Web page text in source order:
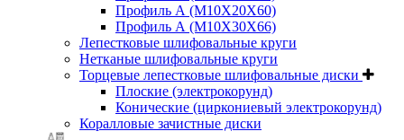
Профиль А (М10Х20Х60)
Профиль А (М10Х30Х66)
Лепестковые шлифовальные круги
Нетканые шлифовальные круги
Торцевые лепестковые шлифовальные диски
Плоские (электрокорунд)
Конические (циркониевый электрокорунд)
Коралловые зачистные диски